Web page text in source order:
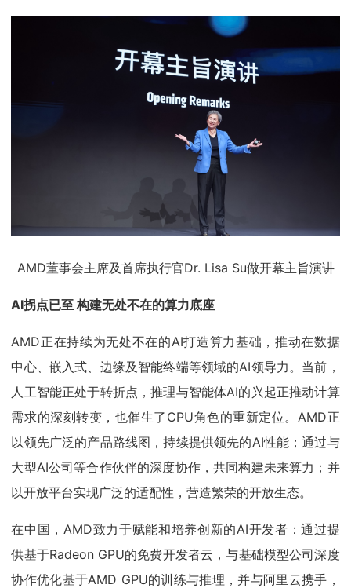
AMD董事会主席及首席执行官Dr. Lisa Su做开幕主旨演讲
AI拐点已至 构建无处不在的算力底座
AMD正在持续为无处不在的AI打造算力基础，推动在数据
中心、嵌入式、边缘及智能终端等领域的AI领导力。当前，
人工智能正处于转折点，推理与智能体AI的兴起正推动计算
需求的深刻转变，也催生了CPU角色的重新定位。AMD正
以领先广泛的产品路线图，持续提供领先的AI性能；通过与
大型AI公司等合作伙伴的深度协作，共同构建未来算力；并
以开放平台实现广泛的适配性，营造繁荣的开放生态。
在中国，AMD致力于赋能和培养创新的AI开发者：通过提
供基于Radeon GPU的免费开发者云，与基础模型公司深度
协作优化基于AMD GPU的训练与推理，并与阿里云携手，